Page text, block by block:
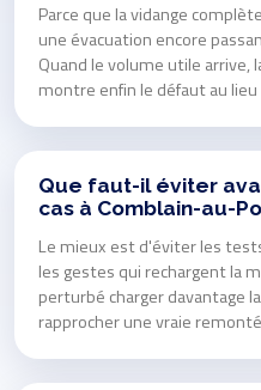
Parce que la vidange
une évacuation encore
Quand le volume utile arrive,
montre enfin le défaut au
Que faut-il éviter
cas à Comblain-au-
Le mieux est d'éviter les
les gestes qui rechargent la
perturbé charger davantage
rapprocher une vraie